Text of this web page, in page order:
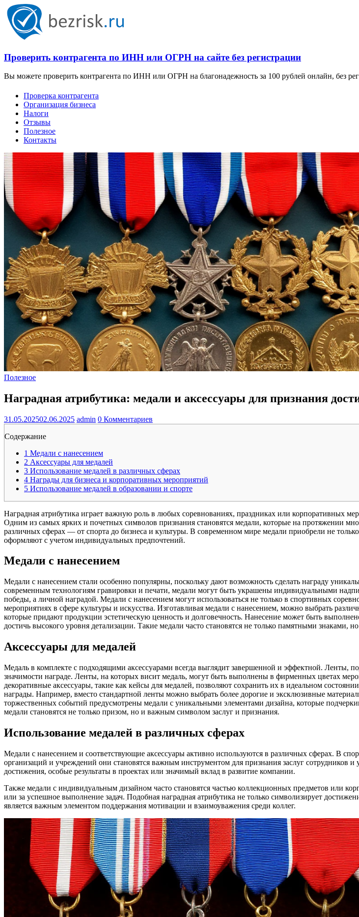
Проверить контрагента по ИНН или ОГРН на сайте без регистрации
Вы можете проверить контрагента по ИНН или ОГРН на благонадежность за 100 рублей онлайн, без
Проверка контрагента
Организация бизнеса
Налоги
Отзывы
Полезное
Контакты
Полезное
Наградная атрибутика: медали и аксессуары для признания
31.05.202502.06.2025 admin 0 Комментариев
Содержание
1 Медали с нанесением
2 Аксессуары для медалей
3 Использование медалей в различных сферах
4 Награды для бизнеса и корпоративных мероприятий
5 Использование медалей в образовании и спорте
Наградная атрибутика играет важную роль в любых соревнованиях, праздниках или корпоративных
Одним из самых ярких и почетных символов признания становятся медали, которые на протяжении
различных сферах — от спорта до бизнеса и культуры. В современном мире медали приобрели не
оформляют с учетом индивидуальных предпочтений.
Медали с нанесением
Медали с нанесением стали особенно популярны, поскольку дают возможность сделать награду
современным технологиям гравировки и печати, медали могут быть украшены индивидуальными
победы, а личной наградой. Медали с нанесением могут использоваться не только в спортивных
мероприятиях в сфере культуры и искусства. Изготавливая медали с нанесением, можно выбрать
которые придают продукции эстетическую ценность и долговечность. Нанесение может быть
достичь высокого уровня детализации. Такие медали часто становятся не только памятными знаками,
Аксессуары для медалей
Медаль в комплекте с подходящими аксессуарами всегда выглядит завершенной и эффектной. Ленты,
значимости награде. Ленты, на которых висит медаль, могут быть выполнены в фирменных цветах
декоративные аксессуары, такие как кейсы для медалей, позволяют сохранить их в идеальном
награды. Например, вместо стандартной ленты можно выбрать более дорогие и эксклюзивные
торжественных событий предусмотрены медали с уникальными элементами дизайна, которые
медали становятся не только призом, но и важным символом заслуг и признания.
Использование медалей в различных сферах
Медали с нанесением и соответствующие аксессуары активно используются в различных сферах. В
организаций и учреждений они становятся важным инструментом для признания заслуг
достижения, особые результаты в проектах или значимый вклад в развитие компании.
Также медали с индивидуальным дизайном часто становятся частью коллекционных предметов или
или за успешное выполнение задач. Подобная наградная атрибутика не только символизирует
является важным элементом поддержания мотивации и взаимоуважения среди коллег.